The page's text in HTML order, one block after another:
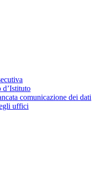
d’Istituto
comunicazione dei dati
uffici